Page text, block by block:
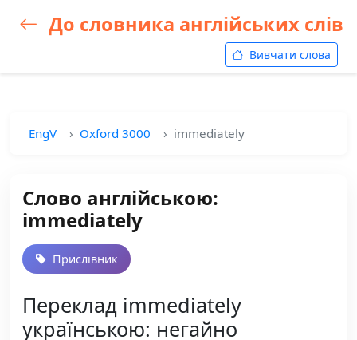
До словника англійських слів
Вивчати слова
EngV Oxford 3000 immediately
Слово англійською:
immediately
Прислівник
Переклад immediately
українською: негайно